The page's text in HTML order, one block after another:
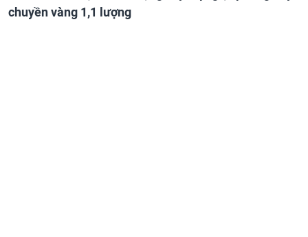
chuyền vàng 1,1 lượng